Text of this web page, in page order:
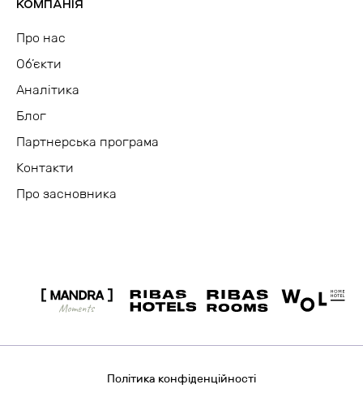
КОМПАНІЯ
Про нас
Об’єкти
Аналітика
Блог
Партнерська програма
Контакти
Про засновника
Політика конфіденційності